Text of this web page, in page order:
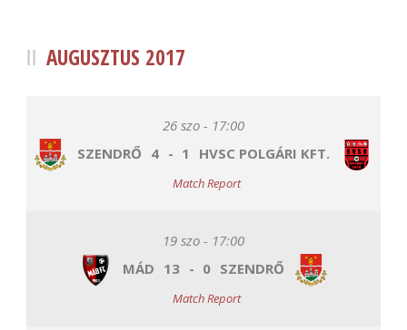
AUGUSZTUS 2017
26 szo - 17:00
SZENDRŐ 4 - 1 HVSC POLGÁRI KFT.
Match Report
19 szo - 17:00
MÁD 13 - 0 SZENDRŐ
Match Report